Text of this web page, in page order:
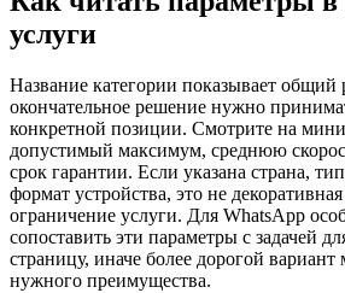
услуги
Название категории показывает общий
окончательное решение нужно
конкретной позиции. Смотрите на
допустимый максимум, среднюю
срок гарантии. Если указана страна,
формат устройства, это не
ограничение услуги. Для WhatsApp
сопоставить эти параметры с задачей
страницу, иначе более дорогой вариант
нужного преимущества.